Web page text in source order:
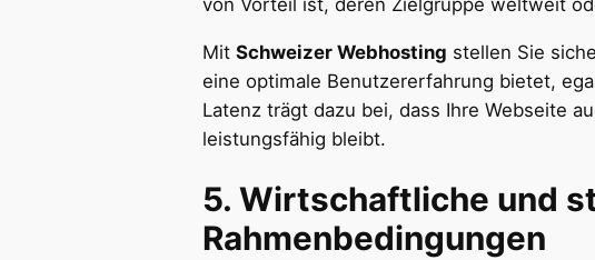
Mit Schweizer Webhosting stellen Sie
eine optimale Benutzererfahrung bietet,
Latenz trägt dazu bei, dass Ihre Webseite
leistungsfähig bleibt.
5. Wirtschaftliche und
Rahmenbedingungen